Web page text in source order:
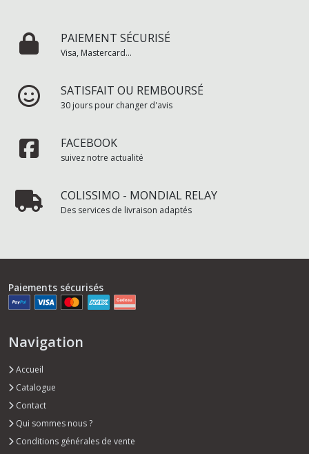
PAIEMENT SÉCURISÉ
Visa, Mastercard...
SATISFAIT OU REMBOURSÉ
30 jours pour changer d'avis
FACEBOOK
suivez notre actualité
COLISSIMO - MONDIAL RELAY
Des services de livraison adaptés
Paiements sécurisés
Navigation
Accueil
Catalogue
Contact
Qui sommes nous ?
Conditions générales de vente